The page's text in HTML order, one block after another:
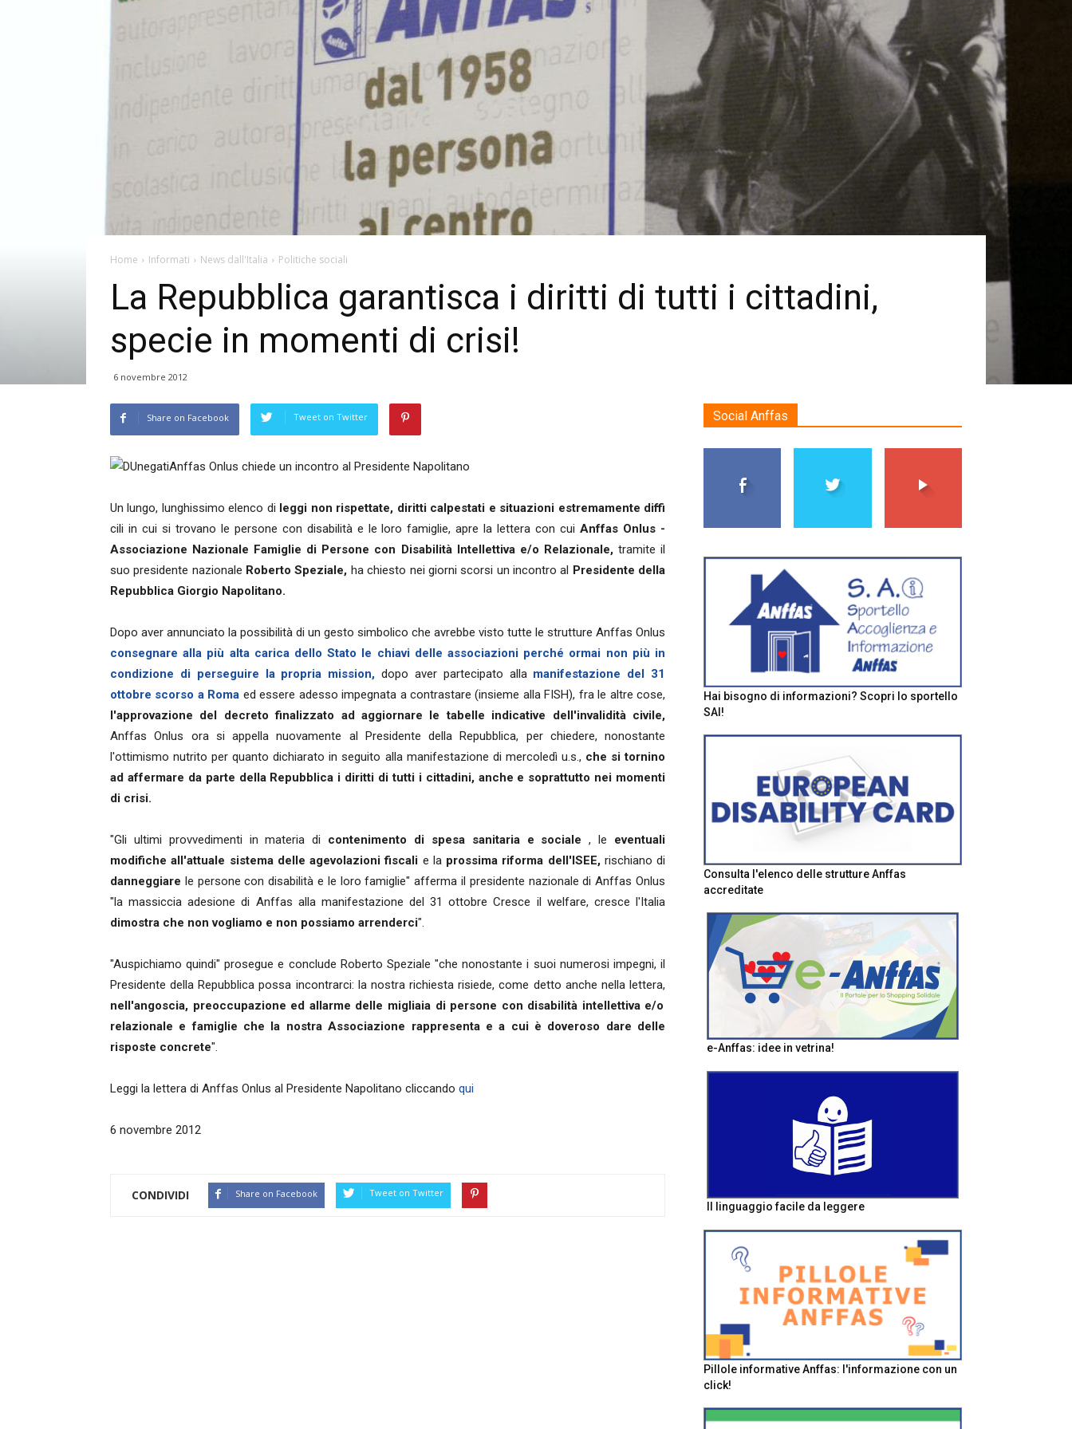
Home Informati News dall'Italia Politiche sociali
La Repubblica garantisca i diritti di tutti i cittadini,
specie in momenti di crisi!
6 novembre 2012
Share on Facebook Tweet on Twitter
Anffas Onlus chiede un incontro al Presidente Napolitano
Un lungo, lunghissimo elenco di leggi non rispettate, diritti calpestati e situazioni estremamente diffi
cili in cui si trovano le persone con disabilità e le loro famiglie, apre la lettera con cuiAnffas Onlus -
Associazione Nazionale Famiglie di Persone con Disabilità Intellettiva e/o Relazionale,tramite il
suo presidente nazionale Roberto Speziale, ha chiesto nei giorni scorsi un incontro al
Presidente della
Repubblica Giorgio Napolitano.
Dopo aver annunciato la possibilità di un gesto simbolico che avrebbe visto tutte le strutture Anffas Onlus
consegnare alla più alta carica dello Stato le chiavi delle associazioni perché ormai non più in
condizione di perseguire la propria mission, dopo aver partecipato alla manifestazione del 31
ottobre scorso a Roma ed essere adesso impegnata a contrastare (insieme alla FISH), fra le altre cose,
l'approvazione del decreto finalizzato ad aggiornare le tabelle indicative dell'invalidità civile,
Anffas Onlus ora si appella nuovamente al Presidente della Repubblica, per chiedere, nonostante
l'ottimismo nutrito per quanto dichiarato in seguito alla manifestazione di mercoledì u.s., che si tornino
ad affermare da parte della Repubblica i diritti di tutti i cittadini, anche e soprattutto nei momenti
di crisi.
"Gli ultimi provvedimenti in materia di contenimento di spesa sanitaria e sociale , le eventuali
modifiche all'attuale sistema delle agevolazioni fiscali e la prossima riforma dell'ISEE,rischiano di
danneggiare le persone con disabilità e le loro famiglie" afferma il presidente nazionale di Anffas Onlus
"la massiccia adesione di Anffas alla manifestazione del 31 ottobre Cresce il welfare, cresce l'Italia
dimostra che non vogliamo e non possiamo arrenderci".
"Auspichiamo quindi" prosegue e conclude Roberto Speziale "che nonostante i suoi numerosi impegni, il
Presidente della Repubblica possa incontrarci: la nostra richiesta risiede, come detto anche nella lettera,
nell'angoscia, preoccupazione ed allarme delle migliaia di persone con disabilità intellettiva e/o
relazionale e famiglie che la nostra Associazione rappresenta e a cui è doveroso dare delle
risposte concrete".
Leggi la lettera di Anffas Onlus al Presidente Napolitano cliccando qui
6 novembre 2012
CONDIVIDI Share on Facebook Tweet on Twitter
Social Anffas
Hai bisogno di informazioni? Scopri lo sportello
SAI!
Consulta l'elenco delle strutture Anffas
accreditate
e-Anffas: idee in vetrina!
Il linguaggio facile da leggere
Pillole informative Anffas: l'informazione con un
click!